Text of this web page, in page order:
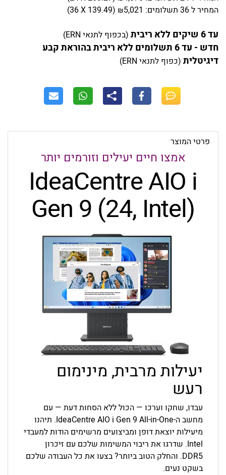
המחירל 36 תשלומים: ₪5,021
(36 X 139.49)
עד 6 שיקים ללא ריבית (בכפוף לתנאי ERN)
חדש - עד 6 תשלומים ללא ריבית בהוראת קבע
דיגיטלית (כפוף לתנאי ERN)
פרטי המוצר
אמצו חיים יעילים וזורמים יותר
IdeaCentre AIO i
Gen 9 (24, Intel)
יעילות מרבית, מינימום
רעש
עבדו, שחקו וערכו — הכול ללא הסחות דעת — עם
מחשב ה-All-in-One ‏IdeaCentre AIO i Gen 9. תיהנו
מיעילות יוצאת דופן ומביצועים מרשימים הודות למעבדי
Intel. שדרגו את ריבוי המשימות שלכם עם זיכרון
DDR5. והחלק הטוב ביותר? בצעו את כל העבודה שלכם
בשקט נעים.